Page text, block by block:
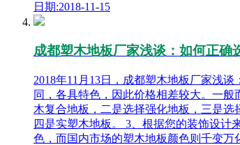
日期:2018-11-15
成都塑木地板厂家浅谈：如何正确
2018年11月13日，成都塑木地板厂家浅
同，各具特色，因此价格相差较大。一
木复合地板，二是选择强化地板，三是
四是实塑木地板。 3、根据您的装饰设
色，而国内市场的塑木地板颜色则千变